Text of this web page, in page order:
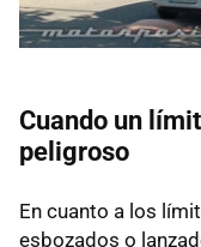
Cuando un
peligroso
En cuanto a los
esbozados o